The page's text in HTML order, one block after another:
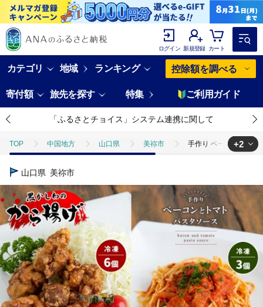
ログイン 新規登録 カート
カテゴリ 地域 ランキング 控除額を調べる
寄付額 旅先を探す 特集 ご利用ガイド
「ふるさとチョイス」システム連携に関して
TOP 中国地方 山口県 美祢市 手作り ベーコンとト
TOP
TOP 加工食品 惣菜・レトルト 手作り ベーコンとトマトの
+2
山口県 美祢市